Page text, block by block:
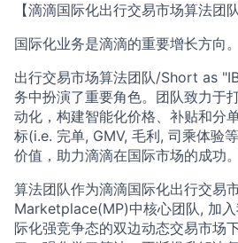
【滴滴国际化出行交易市场算法团
国际化业务是滴滴的重要增长方向。
出行交易市场算法团队/Short as
务中扮演了重要角色。团队致力于
动化，构建智能化价格、补贴和分
标(i.e. 完单, GMV, 毛利, 司乘体验
价值，助力滴滴在国际市场的成功。
算法团队作为滴滴国际化出行交易
Marketplace(MP)中核心团队, 加
际化强竞争态的双边动态交易市场